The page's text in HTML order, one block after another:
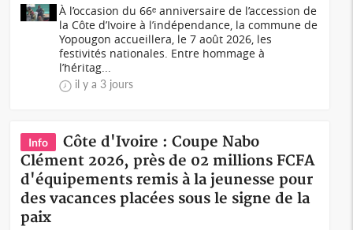
À l’occasion du 66ᵉ anniversaire de l’accession de
la Côte d’Ivoire à l’indépendance, la commune de
Yopougon accueillera, le 7 août 2026, les
festivités nationales. Entre hommage à
l’héritag...
il y a 3 jours
Info
Côte d'Ivoire : Coupe Nabo
Clément 2026, près de 02 millions FCFA
d'équipements remis à la jeunesse pour
des vacances placées sous le signe de la
paix